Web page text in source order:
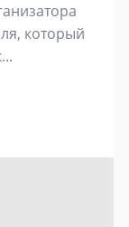
который